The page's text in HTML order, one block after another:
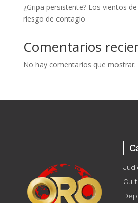
¿Gripa persistente? Los vientos
riesgo de contagio
Comentarios
No hay comentarios que mostrar.